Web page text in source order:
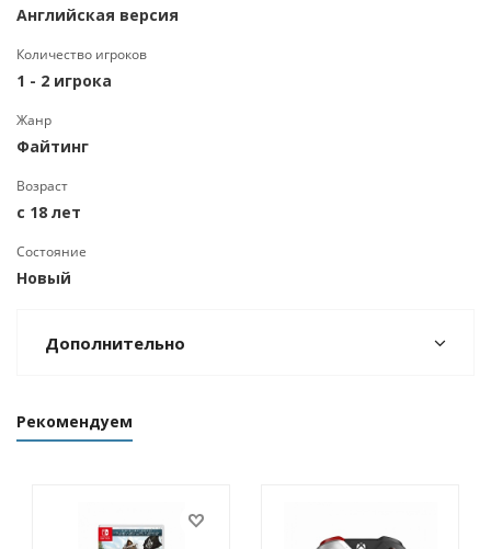
Английская версия
Количество игроков
1 - 2 игрока
Жанр
Файтинг
Возраст
с 18 лет
Состояние
Новый
Дополнительно
Рекомендуем